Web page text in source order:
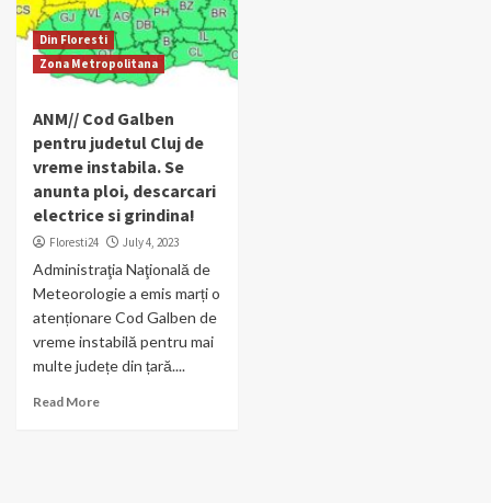
Din Floresti
Zona Metropolitana
ANM// Cod Galben
pentru judetul Cluj de
vreme instabila. Se
anunta ploi, descarcari
electrice si grindina!
Floresti24 July 4, 2023
Administraţia Naţională de
Meteorologie a emis marți o
atenționare Cod Galben de
vreme instabilă pentru mai
multe județe din țară....
Read More